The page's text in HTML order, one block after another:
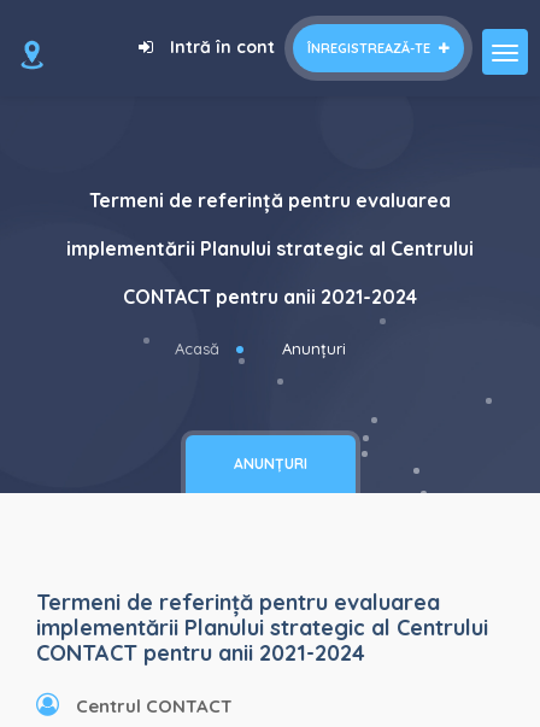
ÎNREGISTREAZĂ-TE
Intră în cont
Termeni de referință pentru evaluarea
implementării Planului strategic al Centrului
CONTACT pentru anii 2021-2024
Acasă Anunțuri
ANUNȚURI
Termeni de referință pentru evaluarea
implementării Planului strategic al Centrului
CONTACT pentru anii 2021-2024
Centrul CONTACT